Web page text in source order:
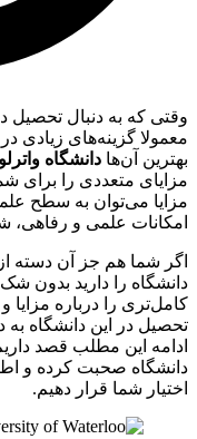
وقتی که به دنبال تحصیل
معمولا گزینه‌های زیادی
بهترین آن‌ها دانشگاه واترلو
مزایای متعددی را برای
مزایا می‌توان به سطح علمی
امکانات علمی و
اگر شما هم جز آن دسته
دانشگاه را دارید بدون
کامل‌تری را درباره مزایا
تحصیل در این دانشگاه به
ادامه این مطلب قصد
دانشگاه صحبت کرده و
اختیار شما قرار دهیم.